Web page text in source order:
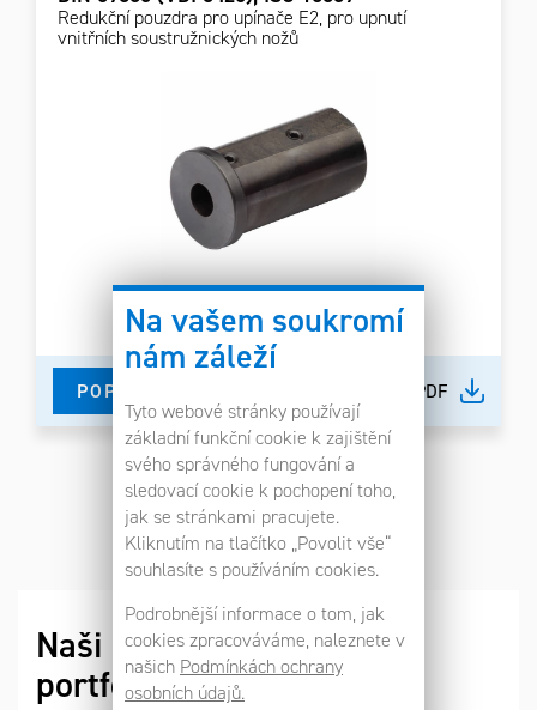
Na vašem soukromí
nám záleží
Tyto webové stránky používají
základní funkční cookie k zajištění
svého správného fungování a
sledovací cookie k pochopení toho,
jak se stránkami pracujete.
Kliknutím na tlačítko „Povolit vše“
souhlasíte s používáním cookies.
Podrobnější informace o tom, jak
cookies zpracováváme, naleznete v
našich Podmínkách ochrany
osobních údajů.
Redukční pouzdra pro upínače E2, pro upnutí
vnitřních soustružnických nožů
POPTAT DETAIL V PDF
Naši partneři doplňující
portfolio TGS